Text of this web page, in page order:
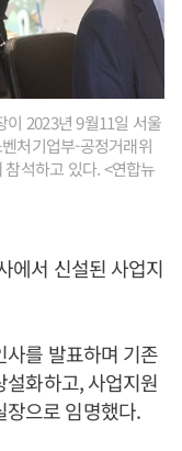
이 2023년 9월11일 서울
처기업부-공정거래위
석하고 있다. <연합뉴
에서 신설된 사업지
를 발표하며 기존
설화하고, 사업지원
장으로 임명했다.